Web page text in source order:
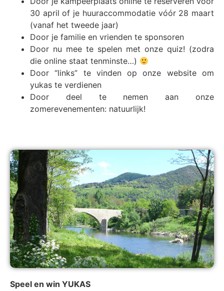
30 april of je huuraccommodatie vóór 28 maart
(vanaf het tweede jaar)
Door je familie en vrienden te sponsoren
Door nu mee te spelen met onze quiz! (zodra
die online staat tenminste…)
Door “links” te vinden op onze website om
yukas te verdienen
Door deel te nemen aan onze
zomerevenementen: natuurlijk!
Speel en win YUKAS